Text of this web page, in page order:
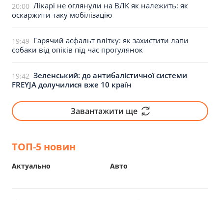
20:00 Лікарі не оглянули на ВЛК як належить: як
оскаржити таку мобілізацію
19:49 Гарячий асфальт влітку: як захистити лапи
собаки від опіків під час прогулянок
19:42 Зеленський: до антибалістичної системи
FREYJA долучилися вже 10 країн
Завантажити ще
ТОП-5 новин
Авто
Актуально